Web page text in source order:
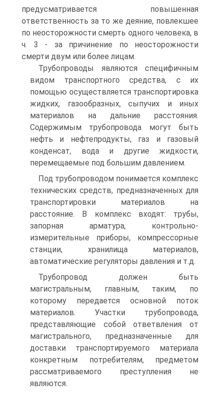
предусматривается повышенная
ответственность за то же деяние, повлекшее
по неосторожности смерть одного человека, в
ч. 3 - за причинение по неосторожности
смерти двум или более лицам.
Трубопроводы являются специфичным
видом транспортного средства, с их
помощью осуществляется транспортировка
жидких, газообразных, сыпучих и иных
материалов на дальние расстояния.
Содержимым трубопровода могут быть
нефть и нефтепродукты, газ и газовый
конденсат, вода и другие жидкости,
перемещаемые под большим давлением.
Под трубопроводом понимается комплекс
технических средств, предназначенных для
транспортировки материалов на
расстояние. В комплекс входят: трубы,
запорная арматура, контрольно-
измерительные приборы, компрессорные
станции, хранилища материалов,
автоматические регуляторы давления и т.д.
Трубопровод должен быть
магистральным, главным, таким, по
которому передается основной поток
материалов. Участки трубопровода,
представляющие собой ответвления от
магистрального, предназначенные для
доставки транспортируемого материала
конкретным потребителям, предметом
рассматриваемого преступления не
являются.